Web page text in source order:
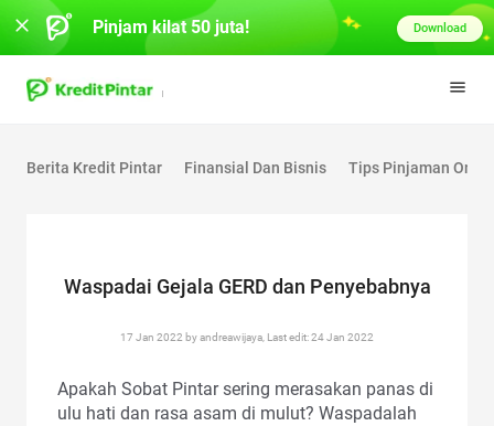
Berita Kredit Pintar Finansial Dan Bisnis Tips Pinjaman
Waspadai Gejala GERD dan Penyebabnya
17 Jan 2022 by andreawijaya, Last edit: 24 Jan 2022
Apakah Sobat Pintar sering merasakan panas di
ulu hati dan rasa asam di mulut? Waspadalah
Pinjam kilat 50 juta! Download